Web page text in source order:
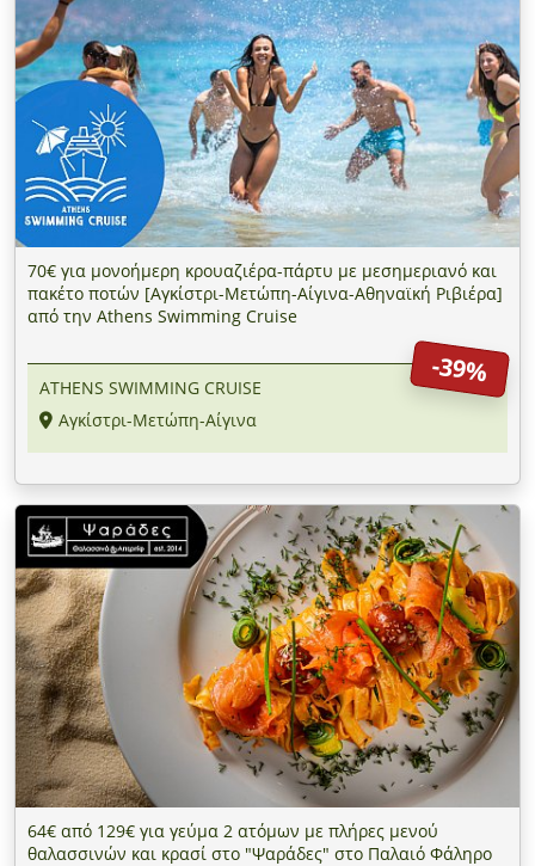
70€ για μονοήμερη κρουαζιέρα-πάρτυ με μεσημεριανό και
πακέτο ποτών [Αγκίστρι-Μετώπη-Αίγινα-Αθηναϊκή Ριβιέρα]
από την Athens Swimming Cruise
-39%
ATHENS SWIMMING CRUISE
Αγκίστρι-Μετώπη-Αίγινα
64€ από 129€ για γεύμα 2 ατόμων με πλήρες μενού
θαλασσινών και κρασί στο "Ψαράδες" στο Παλαιό Φάληρο